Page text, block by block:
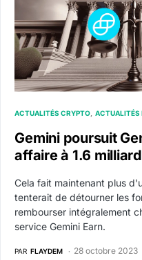
ACTUALITÉS CRYPTO ACTUALITÉS
Gemini poursuit
affaire à 1.6
Cela fait maintenant plus
tenterait de détourner les
rembourser intégralement
service Gemini Earn.
PAR FLAYDEM 28 octobre 2023